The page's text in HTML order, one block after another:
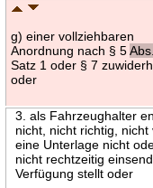
g) einer vollziehbaren
Anordnung nach § 5Abs.
Satz 1 oder § 7
oder
3. als Fahrzeughalter
nicht, nicht richtig,
eine Unterlage nicht
nicht rechtzeitig
Verfügung stellt oder